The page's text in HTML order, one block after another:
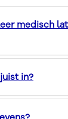
medisch
in?